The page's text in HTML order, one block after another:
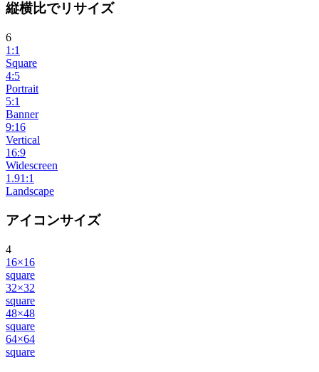
縦横比でリサイズ
6
1:1
Square
4:5
Portrait
5:1
Banner
9:16
Vertical
16:9
Widescreen
1.91:1
Landscape
アイコンサイズ
4
16×16
square
32×32
square
48×48
square
64×64
square